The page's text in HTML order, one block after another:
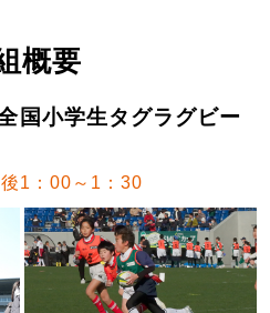
概要
国小学生タグラグビー
1：00～1：30